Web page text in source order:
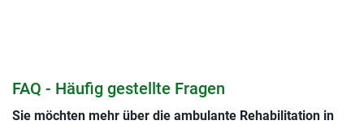
FAQ - Häufig gestellte Fragen
Sie möchten mehr über die ambulante Rehabilitation in